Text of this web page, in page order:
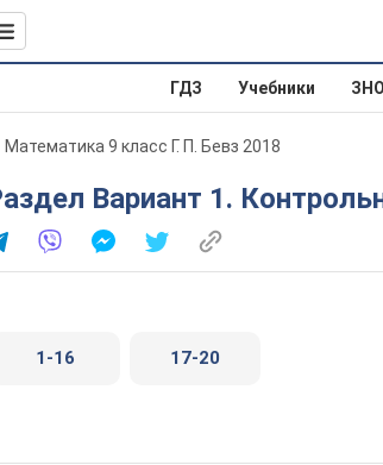
ГДЗ Учебники ЗНО
Математика 9 класс Г. П. Бевз 2018
Раздел Вариант 1.
1-16 17-20